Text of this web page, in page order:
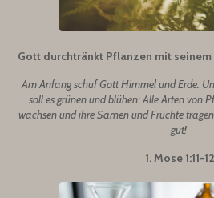
Gott durchtränkt Pflanzen mit
Am Anfang schuf Gott Himmel und Erde.
soll es grünen und blühen: Alle Arten von
wachsen und ihre Samen und Früchte
gut!
1. Mose 1:11-12